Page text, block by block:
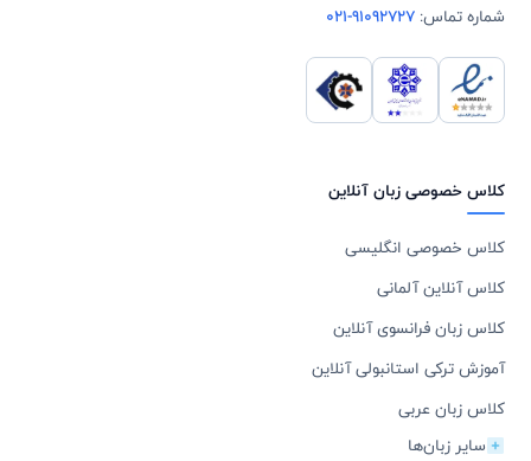
شماره تماس:021-91092727
کلاس خصوصی زبان آنلاین
کلاس خصوصی انگلیسی
کلاس آنلاین آلمانی
کلاس زبان فرانسوی آنلاین
آموزش ترکی استانبولی آنلاین
کلاس زبان عربی
سایر زبان‌ها